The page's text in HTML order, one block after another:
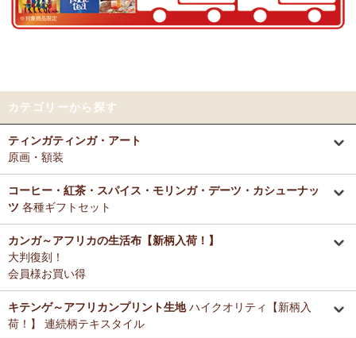
～アフリカングッズ満杯～1年間の感謝をこめて
12/25：ステッチVネック ノースリーブブラウス新入荷！～キテ
ンゲ◇ハイクオリティ◇で仕立てた新作登場！
12/25：マサイシュカ アフリカの布ページに新入荷！
マサイ民族のマント 軽くおしゃれなブランケット
12/25：ティンガティンガ・アート～シャターニ（アフリカの精
霊）の作品新入荷！
12/25：
12/20：2026年 バラカの福袋～2025.12/20（土）予約販売開始
～アフリカングッズ満杯～1年間の感謝をこめて
≪数量限定販売
≫
好きとか嫌いとかいう感覚よりも急に眠くなって来たので、リラック
スしているのを感じます。なんとなく、良いなぁ。
Tさまより カンガへのご感想
テーブルクロスとして使用中。大きさが少し違っていたりちょっと曲
っかりした良い生地です。一番心配だった洗濯ですが、ネットに入れ
て手洗いモードで洗濯機にかけ、終わったらすぐ干し、うちの場合は
色落ち、色移りなく大丈夫でした。洗濯ジワも殆どない（個人の感想
です！）のでノーアイロンで使用しています。
リビングが無地だらけなので、カンガのデザインがいいアクセントに
なりちょっと素敵空間に。
います。
Tさまより アジュワ・デーツへのご感想
高級ドライフルーツ、安価で買えてうれしいです。
カテゴリーから探す
ティンガティンガ・アート
原画・額装
コーヒー・紅茶・スパイス・モリンガ・デーツ・カシューナッ
ツ 各種ギフトセット
カンガ～アフリカの生活布【新柄入荷！】
大判復刻！
会員様お買い得
キテンゲ～アフリカンプリント生地ハイクオリティ【新柄入
荷！】 連続柄テキスタイル